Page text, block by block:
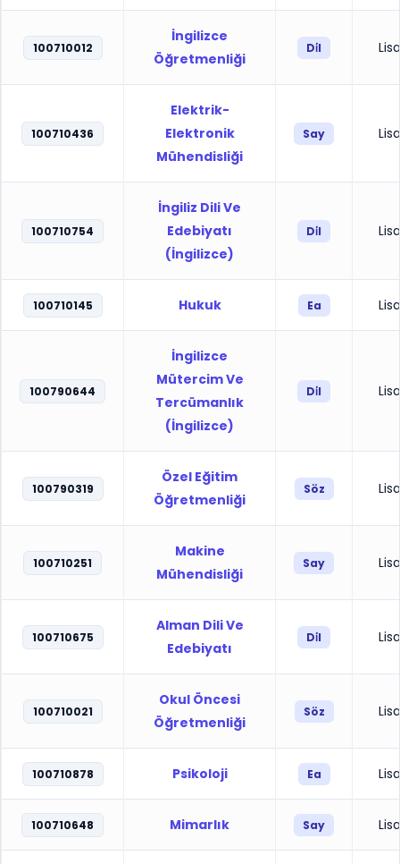
100710012
İngilizce
Öğretmenliği
Di̇l
100710436
Elektrik-
Elektronik
Mühendisliği
Say
100710754
İngiliz Dili Ve
Edebiyatı
(İngilizce)
Di̇l
100710145 Hukuk Ea
100790644
İngilizce
Mütercim Ve
Tercümanlık
(İngilizce)
Di̇l
100790319
Özel Eğitim
Öğretmenliği
Söz
100710251
Makine
Mühendisliği
Say
100710675
Alman Dili Ve
Edebiyatı
Di̇l
100710021
Okul Öncesi
Öğretmenliği
Söz
100710878 Psikoloji Ea
100710648 Mimarlık Say